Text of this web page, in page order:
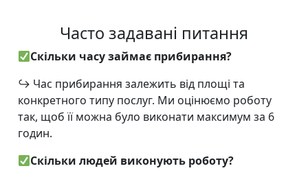
Часто задавані питання
Скільки часу займає прибирання?
↪ Час прибирання залежить від площі та
конкретного типу послуг. Ми оцінюємо роботу
так, щоб її можна було виконати максимум за 6
годин.
Скільки людей виконують роботу?